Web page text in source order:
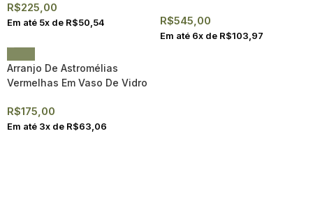
R$225,00
Em até 5x de R$50,54 R$545,00
Em até 6x de R$103,97
Arranjo De Astromélias
Vermelhas Em Vaso De Vidro
R$175,00
Em até 3x de R$63,06